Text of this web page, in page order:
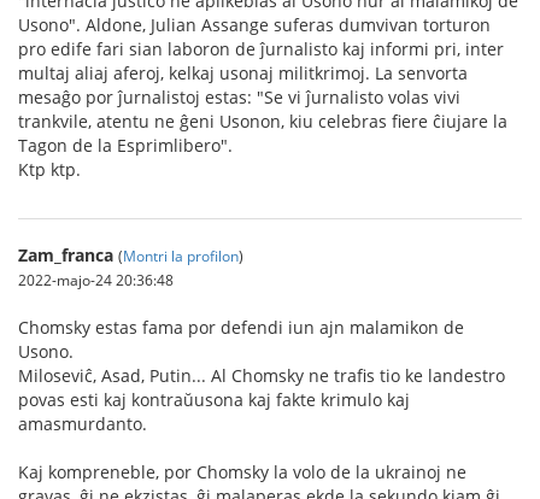
Usono". Aldone, Julian Assange suferas dumvivan torturon
pro edife fari sian laboron de ĵurnalisto kaj informi pri, inter
multaj aliaj aferoj, kelkaj usonaj militkrimoj. La senvorta
mesaĝo por ĵurnalistoj estas: "Se vi ĵurnalisto volas vivi
trankvile, atentu ne ĝeni Usonon, kiu celebras fiere ĉiujare la
Tagon de la Esprimlibero".
Ktp ktp.
Zam_franca (Montri la profilon)
2022-majo-24 20:36:48
Chomsky estas fama por defendi iun ajn malamikon de
Usono.
Miloseviĉ, Asad, Putin... Al Chomsky ne trafis tio ke landestro
povas esti kaj kontraŭusona kaj fakte krimulo kaj
amasmurdanto.
Kaj kompreneble, por Chomsky la volo de la ukrainoj ne